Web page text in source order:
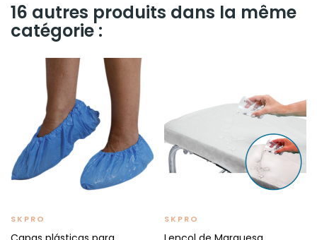
16 autres produits dans la même
catégorie :
SKPRO SKPRO